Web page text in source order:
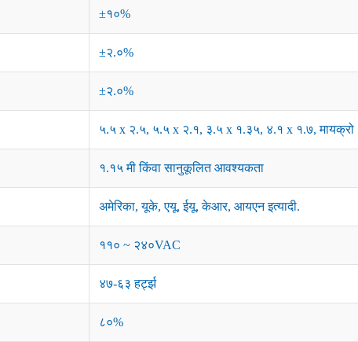
±१०%
±२.०%
±२.०%
५.५ x २.५, ५.५ x २.१, ३.५ x १.३५, ४.१ x १.७, मायक्रो
१.१५ मी किंवा सानुकूलित आवश्यकता
अमेरिका, यूके, एयू, ईयू, केआर, आयएन इत्यादी.
११० ~ २४०VAC
४७-६३ हर्ट्झ
८०%